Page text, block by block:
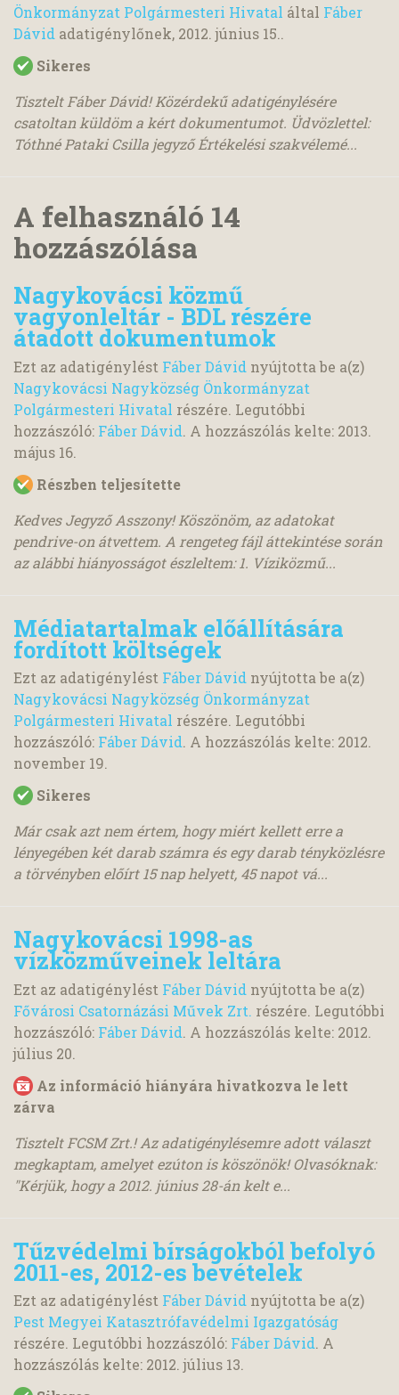
Önkormányzat Polgármesteri Hivatal által Fáber
Dávid adatigénylőnek, 2012. június 15..
Sikeres
Tisztelt Fáber Dávid! Közérdekű adatigénylésére
csatoltan küldöm a kért dokumentumot. Üdvözlettel:
Tóthné Pataki Csilla jegyző Értékelési szakvélemé...
A felhasználó 14
hozzászólása
Nagykovácsi közmű
vagyonleltár - BDL részére
átadott dokumentumok
Ezt az adatigénylést Fáber Dávid nyújtotta be a(z)
Nagykovácsi Nagyközség Önkormányzat
Polgármesteri Hivatal részére. Legutóbbi
hozzászóló: Fáber Dávid. A hozzászólás kelte: 2013.
május 16.
Részben teljesítette
Kedves Jegyző Asszony! Köszönöm, az adatokat
pendrive-on átvettem. A rengeteg fájl áttekintése során
az alábbi hiányosságot észleltem: 1. Víziközmű...
Médiatartalmak előállítására
fordított költségek
Ezt az adatigénylést Fáber Dávid nyújtotta be a(z)
Nagykovácsi Nagyközség Önkormányzat
Polgármesteri Hivatal részére. Legutóbbi
hozzászóló: Fáber Dávid. A hozzászólás kelte: 2012.
november 19.
Sikeres
Már csak azt nem értem, hogy miért kellett erre a
lényegében két darab számra és egy darab tényközlésre
a törvényben előírt 15 nap helyett, 45 napot vá...
Nagykovácsi 1998-as
vízközműveinek leltára
Ezt az adatigénylést Fáber Dávid nyújtotta be a(z)
Fővárosi Csatornázási Művek Zrt. részére. Legutóbbi
hozzászóló: Fáber Dávid. A hozzászólás kelte: 2012.
július 20.
Az információ hiányára hivatkozva le lett
zárva
Tisztelt FCSM Zrt.! Az adatigénylésemre adott választ
megkaptam, amelyet ezúton is köszönök! Olvasóknak:
"Kérjük, hogy a 2012. június 28-án kelt e...
Tűzvédelmi bírságokból befolyó
2011-es, 2012-es bevételek
Ezt az adatigénylést Fáber Dávid nyújtotta be a(z)
Pest Megyei Katasztrófavédelmi Igazgatóság
részére. Legutóbbi hozzászóló: Fáber Dávid. A
hozzászólás kelte: 2012. július 13.